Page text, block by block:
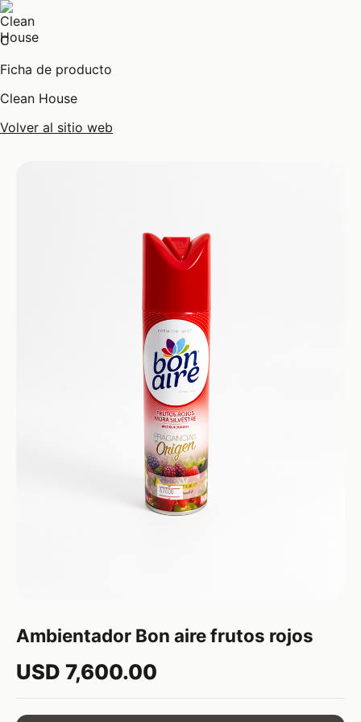
C
Ficha de producto
Clean House
Volver al sitio web
Ambientador Bon aire frutos rojos
USD 7,600.00